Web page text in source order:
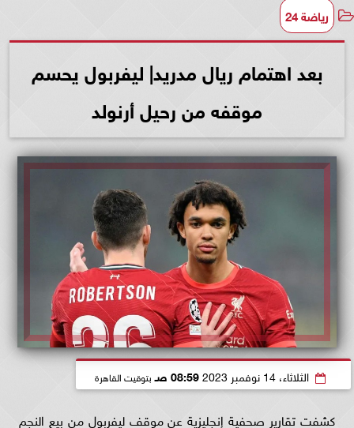
رياضة 24
بعد اهتمام ريال مدريد| ليفربول يحسم
موقفه من رحيل أرنولد
الثلاثاء، 14 نوفمبر 2023 08:59 صـ بتوقيت القاهرة
كشفت تقارير صحفية إنجليزية عن موقف ليفربول من بيع النجم